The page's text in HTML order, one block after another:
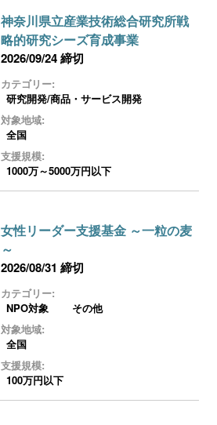
神奈川県立産業技術総合研究所戦
略的研究シーズ育成事業
2026/09/24 締切
カテゴリー:
研究開発/商品・サービス開発
対象地域:
全国
支援規模:
1000万～5000万円以下
女性リーダー支援基金 ～一粒の麦
～
2026/08/31 締切
カテゴリー:
NPO対象
その他
対象地域:
全国
支援規模:
100万円以下